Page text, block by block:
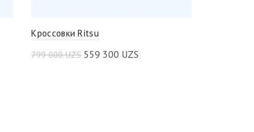
Кроссовки Ritsu
799 000UZS 559 300 UZS